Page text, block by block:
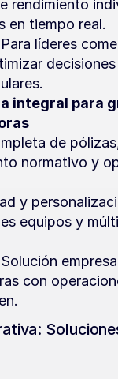
rendimiento
en tiempo real.
líderes
integral para
de
normativo y
y
equipos y
con